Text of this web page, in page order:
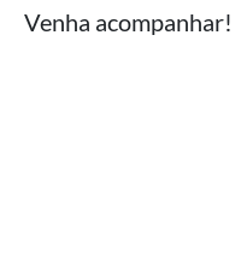
Venha acompanhar!